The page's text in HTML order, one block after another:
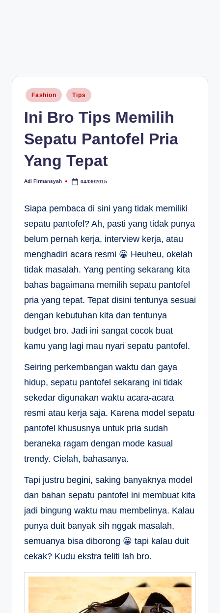
Posted
in
Fashion Tips
Ini Bro Tips Memilih
Sepatu Pantofel Pria
Yang Tepat
Posted
Adi Firmansyah 04/09/2015
Siapa pembaca di sini yang tidak memiliki
sepatu pantofel? Ah, pasti yang tidak punya
belum pernah kerja, interview kerja, atau
menghadiri acara resmi 😀 Heuheu, okelah
tidak masalah. Yang penting sekarang kita
bahas bagaimana memilih sepatu pantofel
pria yang tepat. Tepat disini tentunya sesuai
dengan kebutuhan kita dan tentunya
budget bro. Jadi ini sangat cocok buat
kamu yang lagi mau nyari sepatu pantofel.
Seiring perkembangan waktu dan gaya
hidup, sepatu pantofel sekarang ini tidak
sekedar digunakan waktu acara-acara
resmi atau kerja saja. Karena model sepatu
pantofel khususnya untuk pria sudah
beraneka ragam dengan mode kasual
trendy. Cielah, bahasanya.
Tapi justru begini, saking banyaknya model
dan bahan sepatu pantofel ini membuat kita
jadi bingung waktu mau membelinya. Kalau
punya duit banyak sih nggak masalah,
semuanya bisa diborong 😀 tapi kalau duit
cekak? Kudu ekstra teliti lah bro.